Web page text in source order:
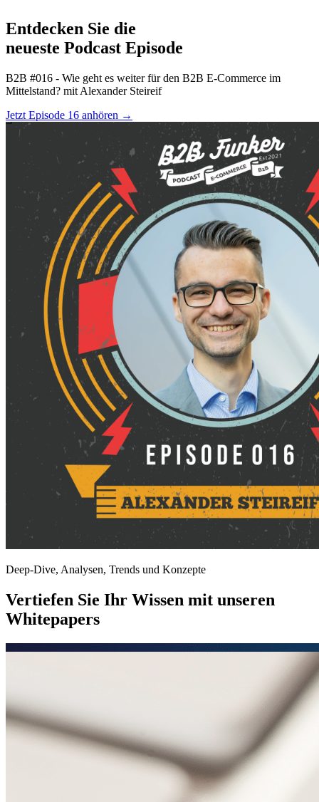
Entdecken Sie die
neueste Podcast Episode
B2B #016 - Wie geht es weiter für den B2B E-Commerce im
Mittelstand? mit Alexander Steireif
Jetzt Episode 16 anhören →
Deep-Dive, Analysen, Trends und Konzepte
Vertiefen Sie Ihr Wissen mit unseren
Whitepapers